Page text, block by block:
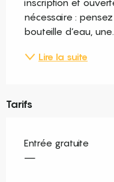
nécessaire :
bouteille d’eau,
Lire la suite
Tarifs
Entrée gratuite
—